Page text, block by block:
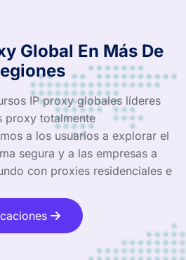
Global En Más De
IP proxy globales líderes
proxy totalmente
a los usuarios a explorar el
segura y a las empresas a
con proxies residenciales e